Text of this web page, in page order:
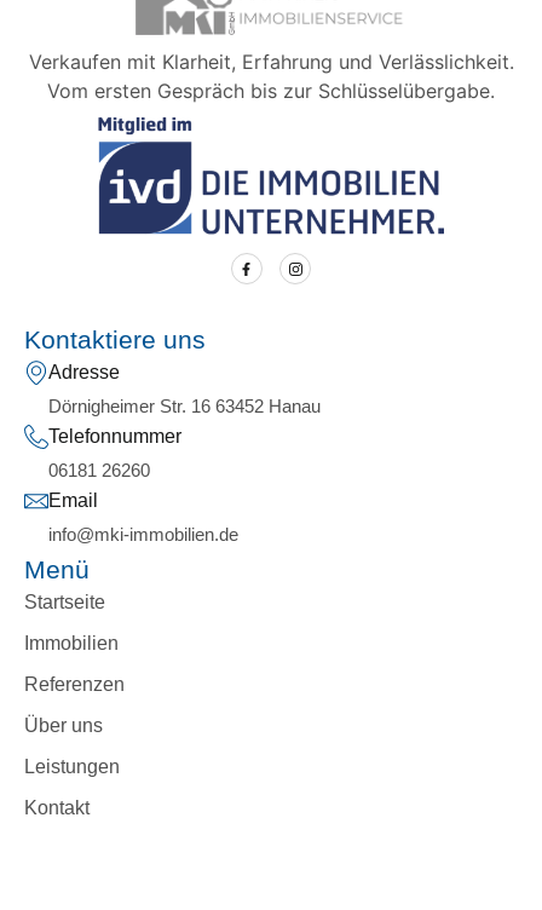
Verkaufen mit Klarheit, Erfahrung und Verlässlichkeit.
Vom ersten Gespräch bis zur Schlüsselübergabe.
Kontaktiere uns
Adresse
Dörnigheimer Str. 16 63452 Hanau
Telefonnummer
06181 26260
Email
info@mki-immobilien.de
Menü
Startseite
Immobilien
Referenzen
Über uns
Leistungen
Kontakt